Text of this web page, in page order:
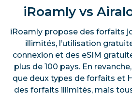
iRoamly vs
iRoamly propose des forfaits
illimités, l’utilisation
connexion et des eSIM
plus de 100 pays. En
que deux types de forfaits et
des forfaits illimités, mais